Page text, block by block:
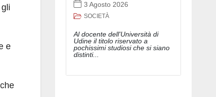
e
3 Agosto 2026
SOCIETÀ
Al docente dell'Università di
Udine il titolo riservato a
pochissimi studiosi che si siano
distinti...